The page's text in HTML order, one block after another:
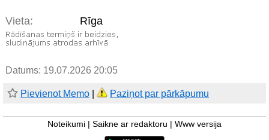
Vieta: Rīga
Datums: 19.07.2026 20:05
Pievienot Memo Paziņot par pārkāpumu
Noteikumi Saikne ar redaktoru Www versija